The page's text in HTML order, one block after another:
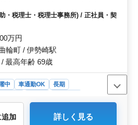
募可能です。 ＜働きやすい環境
野町の病院及び介護施設での勤務
。中高年のベテランスタッフも活
方を歓迎しています。主な業務は
洗浄、片づけなどで、健康的な職
。禁煙の施設なので快適に働けま
算の業務 ・決算申告書作成業務 ・会
、担当を持って頂き税務申告書等の作
頂きます。 ＊長く勤めて頂ける方歓
・税理士・税理士事務所) / 正社員・契
万円
輪町 / 伊勢崎駅
最高年齢 69歳
中 車通勤OK
長期
追加 詳しく見る